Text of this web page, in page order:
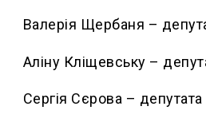
Валерія Щербаня –
Аліну Кліщевську –
Сергія Сєрова –